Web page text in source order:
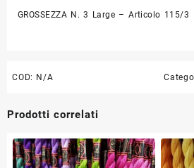
GROSSEZZA N. 3 Large – Articolo 115/3
COD: N/A
Prodotti correlati